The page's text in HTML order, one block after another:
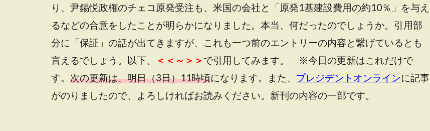
り、尹錫悦政権のチェコ原発受注も、米国の会社と「原発1基建設費用の約10％」を与え
るなどの合意をしたことが明らかになりました。本当、何だったのでしょうか。引用部
分に「保証」の話が出てきますが、これも一つ前のエントリーの内容と繋げているとも
言えるでしょう。以下、
＜＜～＞＞ で引用してみます。 ※今日の更新はこれだけで
す。 次の更新は、明日（3日）11時頃になります。また、 プレジデントオンラインに記事
がのりましたので、よろしければお読みください。新刊の内容の一部です。